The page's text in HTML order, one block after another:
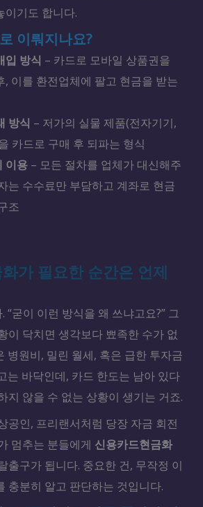
이기도 합니다.
이뤄지나요?
입 방식 – 카드로 모바일 상품권을
, 이를 환전업체에 팔고 현금을 받는
방식 – 저가의 실물 제품(전자기기,
카드로 구매 후 되파는 형식
이용 – 모든 절차를 업체가 대신해주
는 수수료만 부담하고 계좌로 현금
조
가 필요한 순간은 언제
“굳이 이런 방식을 왜 쓰냐고요?” 그
이 닥치면 생각보다 뾰족한 수가 없
병원비, 밀린 월세, 혹은 급한 투자금
는 바닥인데, 카드 한도는 남아 있다
지 않을 수 없는 상황이 생기는 거죠.
공인, 프리랜서처럼 당장 자금 회전
멈추는 분들에게 신용카드현금화
출구가 됩니다. 중요한 건, 무작정 이
충분히 알고 판단하는 것입니다.